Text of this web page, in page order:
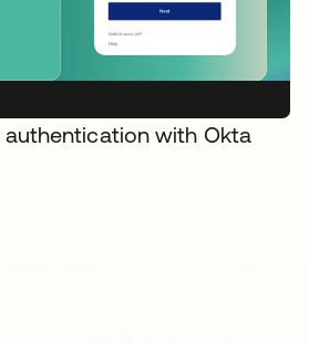
authentication with Okta